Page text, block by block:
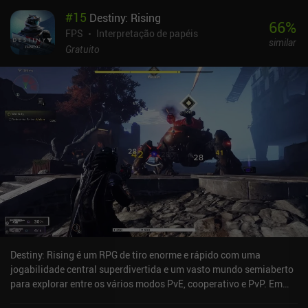
adversários fortes e poeira estelar que podemos trocar por outras
recompensas em uma loja. Subimos o nível de nossos
personagens usando itens que lhes concedem quantidades
usando itens espalhados pelo mapa. O principal problema do jogo
é que ele é muito exigente para a maioria dos telefones e pode
causar grandes aumentos de temperatura, o que pode ser
prejudicial aos nossos dispositivos com o tempo. O sistema de
nivelamento também desacelera rapidamente no final do jogo,
tornando a jogabilidade mais grindy. Apesar de ser um jogo quase
inteiramente para um jogador, ele também exige uma conexão
constante para jogar, o que pode irritar alguns jogadores. A
monetização do Genshin Impact é feita principalmente com a
venda de diamantes por meio de iAPs, que podem ser convertidos
em "Primogems" para comprar Wishes e Energy, sendo que a
última é necessária para ganhar recompensas em determinadas
masmorras. Como as taxas de obtenção de itens de alto nível em
Wishes são muito baixas, isso proporciona uma grande vantagem
para os jogadores pagantes. No entanto, a monetização pode ser
ignorada por enquanto, pois o jogo ainda não conta com um
#15 Destiny: Rising
FPS
Interpretação de papéis
Gratuito
66%
similar
Destiny: Rising é um RPG de tiro enorme e rápido com uma
jogabilidade central superdivertida e um vasto mundo semiaberto
para explorar entre os vários modos PvE, cooperativo e PvP. Em